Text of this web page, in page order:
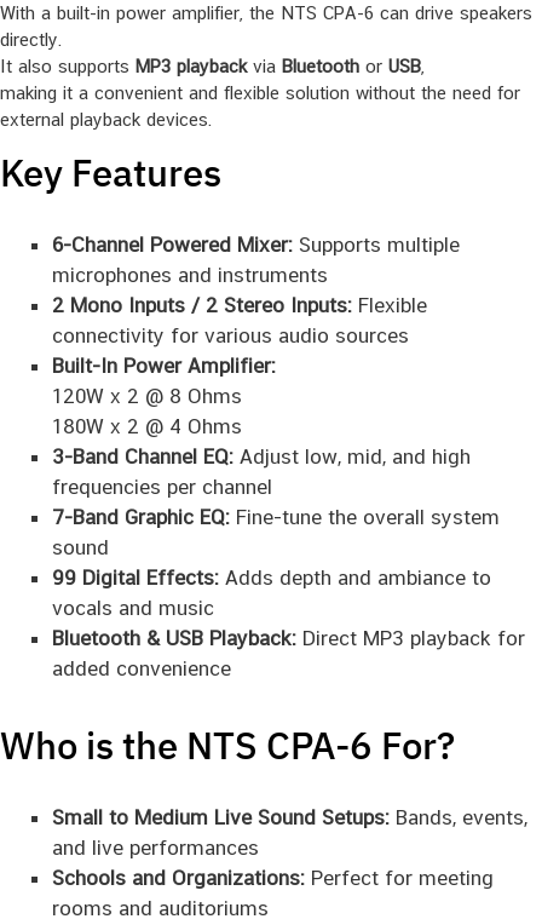
With a built-in power amplifier, the NTS CPA-6 can drive speakers
directly.
It also supports MP3 playbackvia Bluetooth or USB
making it a convenient and flexible solution without the need for
external playback devices.
Key Features
6-Channel Powered Mixer:Supports multiple
microphones and instruments
2 Mono Inputs / 2 Stereo Inputs:Flexible
connectivity for various audio sources
Built-In Power Amplifier:
120W x 2 @ 8 Ohms
180W x 2 @ 4 Ohms
3-Band Channel EQ:Adjust low, mid, and high
frequencies per channel
7-Band Graphic EQ:Fine-tune the overall system
sound
99 Digital Effects:Adds depth and ambiance to
vocals and music
Bluetooth & USB Playback:Direct MP3 playback for
added convenience
Who is the NTS CPA-6 For?
Small to Medium Live Sound Setups:Bands, events,
and live performances
Schools and Organizations:Perfect for meeting
rooms and auditoriums